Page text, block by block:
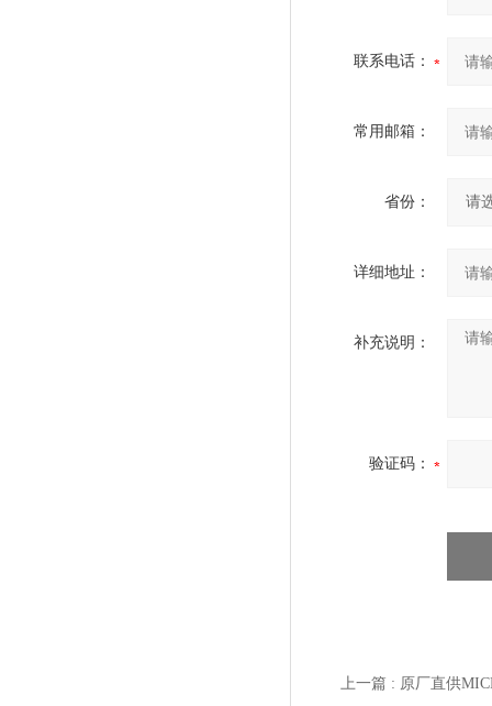
联系电话：
常用邮箱：
省份：
详细地址：
补充说明：
验证码：
上一篇 : 原厂直供